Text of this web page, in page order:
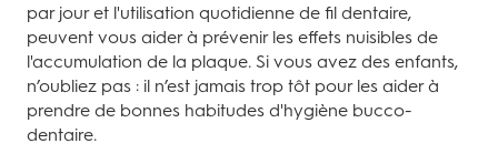
par jour et l'utilisation quotidienne de fil dentaire,
peuvent vous aider à prévenir les effets nuisibles de
l'accumulation de la plaque. Si vous avez des enfants,
n’oubliez pas : il n’est jamais trop tôt pour les aider à
prendre de bonnes habitudes d'hygiène bucco-
dentaire.